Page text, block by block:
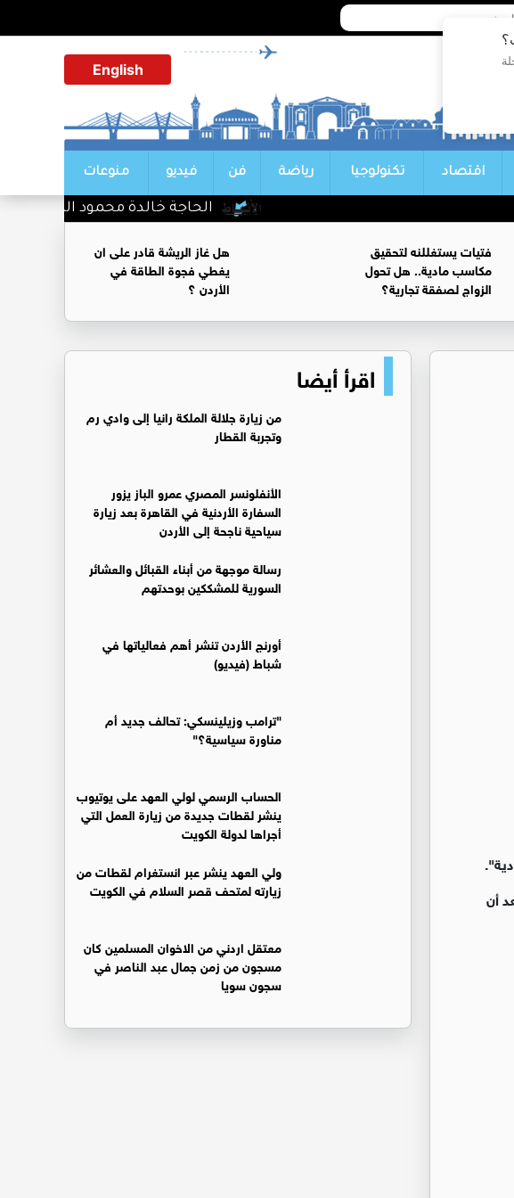
English
اقتصاد تكنولوجيا رياضة فن فيديو منوعات
الحاجة خالدة محمود الكرمي في ذمة
فتيات يستغللنه لتحقيق
مكاسب مادية.. هل تحول
الزواج لصفقة تجارية؟
هل غاز الريشة قادر على ان
يغطي فجوة الطاقة في
الأردن ؟
أن
اقرأ أيضا
من زيارة جلالة الملكة رانيا إلى وادي رم
وتجربة القطار
الأنفلونسر المصري عمرو الباز يزور
السفارة الأردنية في القاهرة بعد زيارة
سياحية ناجحة إلى الأردن
رسالة موجهة من أبناء القبائل والعشائر
السورية للمشككين بوحدتهم
أورنج الأردن تنشر أهم فعالياتها في
شباط (فيديو)
"ترامب وزيلينسكي: تحالف جديد أم
مناورة سياسية؟"
الحساب الرسمي لولي العهد على يوتيوب
ينشر لقطات جديدة من زيارة العمل التي
أجراها لدولة الكويت
ولي العهد ينشر عبر انستغرام لقطات من
زيارته لمتحف قصر السلام في الكويت
معتقل اردني من الاخوان المسلمين كان
مسجون من زمن جمال عبد الناصر في
سجون سويا